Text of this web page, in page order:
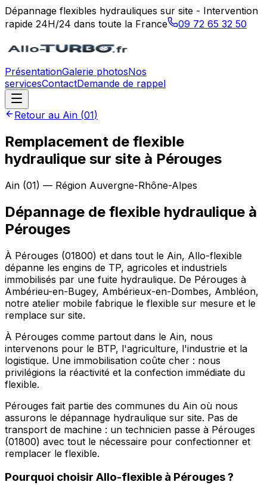
Dépannage flexibles hydrauliques sur site - Intervention
rapide 24H/24 dans toute la France
09 72 65 32 50
PrésentationGalerie photosNos
servicesContactDemande de rappel
Retour au Ain (01)
Remplacement de flexible
hydraulique sur site à Pérouges
Ain (01) — Région Auvergne-Rhône-Alpes
Dépannage de flexible hydraulique à
Pérouges
À Pérouges (01800) et dans tout le Ain, Allo-flexible
dépanne les engins de TP, agricoles et industriels
immobilisés par une fuite hydraulique. De Pérouges à
Ambérieu-en-Bugey, Ambérieux-en-Dombes, Ambléon,
notre atelier mobile fabrique le flexible sur mesure et le
remplace sur site.
À Pérouges comme partout dans le Ain, nous
intervenons pour le BTP, l'agriculture, l'industrie et la
logistique. Une immobilisation coûte cher : nous
privilégions la réactivité et la confection immédiate du
flexible.
Pérouges fait partie des communes du Ain où nous
assurons le dépannage hydraulique sur site. Pas de
transport de machine : un technicien passe à Pérouges
(01800) avec tout le nécessaire pour confectionner et
remplacer le flexible.
Pourquoi choisir Allo-flexible à Pérouges?